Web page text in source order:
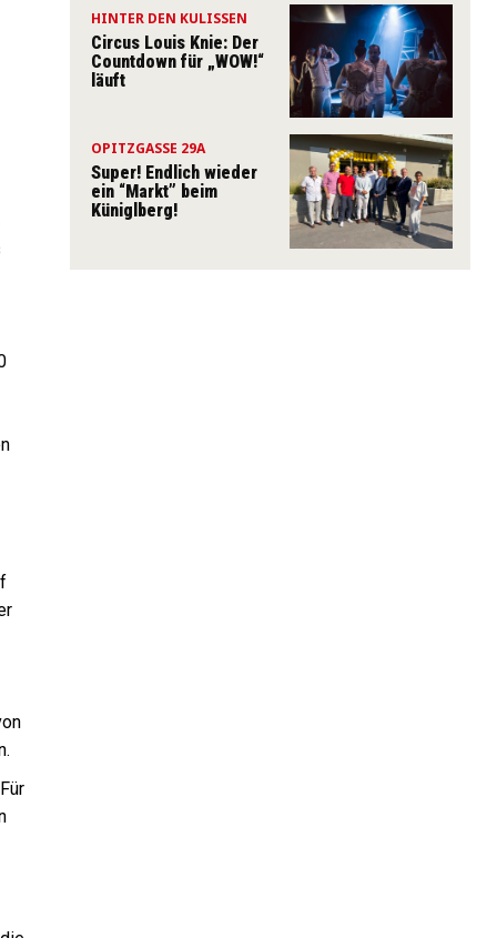
HINTER DEN KULISSEN
Circus Louis Knie: Der
Countdown für „WOW!“
läuft
OPITZGASSE 29A
Super! Endlich wieder
ein “Markt” beim
Küniglberg!